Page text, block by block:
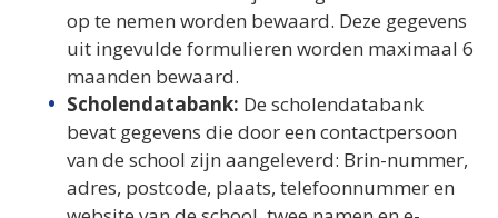
op te nemen worden bewaard. Deze gegevens
uit ingevulde formulieren worden maximaal 6
maanden bewaard.
Scholendatabank: De scholendatabank
bevat gegevens die door een contactpersoon
van de school zijn aangeleverd: Brin-nummer,
adres, postcode, plaats, telefoonnummer en